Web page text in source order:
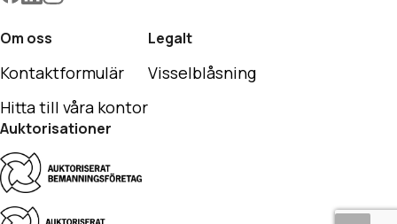
Om oss
Kontaktformulär
Hitta till våra kontor
Legalt
Visselblåsning
Auktorisationer